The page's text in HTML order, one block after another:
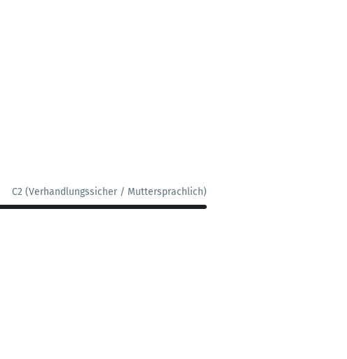
C2 (Verhandlungssicher / Muttersprachlich)